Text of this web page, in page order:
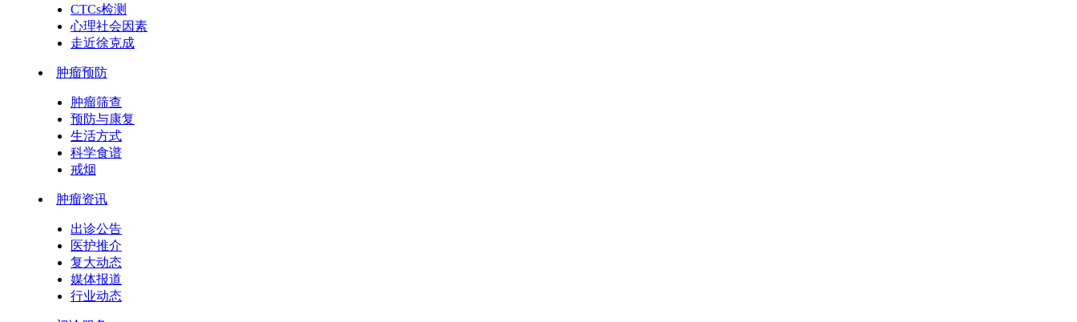
CTCs检测
心理社会因素
走近徐克成
肿瘤预防
肿瘤筛查
预防与康复
生活方式
科学食谱
戒烟
肿瘤资讯
出诊公告
医护推介
复大动态
媒体报道
行业动态